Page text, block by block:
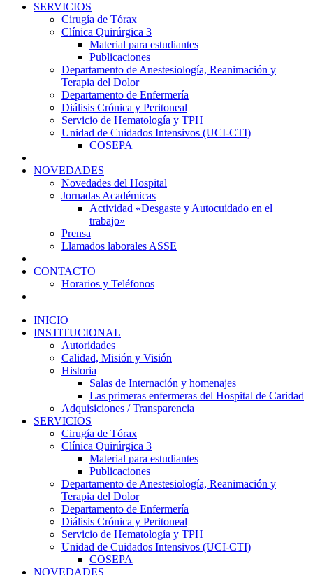
SERVICIOS
Cirugía de Tórax
Clínica Quirúrgica 3
Material para estudiantes
Publicaciones
Departamento de Anestesiología, Reanimación y
Terapia del Dolor
Departamento de Enfermería
Diálisis Crónica y Peritoneal
Servicio de Hematología y TPH
Unidad de Cuidados Intensivos (UCI-CTI)
COSEPA
NOVEDADES
Novedades del Hospital
Jornadas Académicas
Actividad «Desgaste y Autocuidado en el
trabajo»
Prensa
Llamados laborales ASSE
CONTACTO
Horarios y Teléfonos
INICIO
INSTITUCIONAL
Autoridades
Calidad, Misión y Visión
Historia
Salas de Internación y homenajes
Las primeras enfermeras del Hospital de Caridad
Adquisiciones / Transparencia
SERVICIOS
Cirugía de Tórax
Clínica Quirúrgica 3
Material para estudiantes
Publicaciones
Departamento de Anestesiología, Reanimación y
Terapia del Dolor
Departamento de Enfermería
Diálisis Crónica y Peritoneal
Servicio de Hematología y TPH
Unidad de Cuidados Intensivos (UCI-CTI)
COSEPA
NOVEDADES